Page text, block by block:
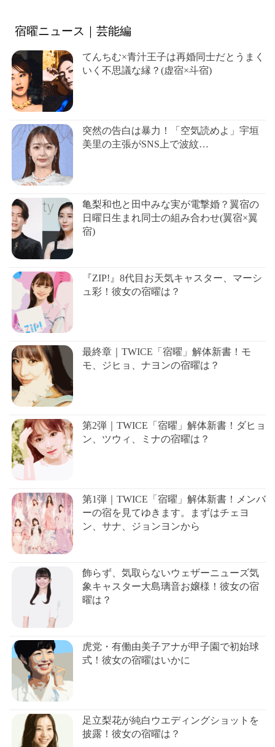
宿曜ニュース｜芸能編
てんちむ×青汁王子は再婚同士だとうまく
いく不思議な縁？(虚宿×斗宿)
突然の告白は暴力！「空気読めよ」宇垣
美里の主張がSNS上で波紋…
亀梨和也と田中みな実が電撃婚？翼宿の
日曜日生まれ同士の組み合わせ(翼宿×翼
宿)
『ZIP!』8代目お天気キャスター、マーシ
ュ彩！彼女の宿曜は？
最終章｜TWICE「宿曜」解体新書！モ
モ、ジヒョ、ナヨンの宿曜は？
第2弾｜TWICE「宿曜」解体新書！ダヒョ
ン、ツウィ、ミナの宿曜は？
第1弾｜TWICE「宿曜」解体新書！メンバ
ーの宿を見てゆきます。まずはチェヨ
ン、サナ、ジョンヨンから
飾らず、気取らないウェザーニューズ気
象キャスター大島璃音お嬢様！彼女の宿
曜は？
虎党・有働由美子アナが甲子園で初始球
式！彼女の宿曜はいかに
足立梨花が純白ウエディングショットを
披露！彼女の宿曜は？